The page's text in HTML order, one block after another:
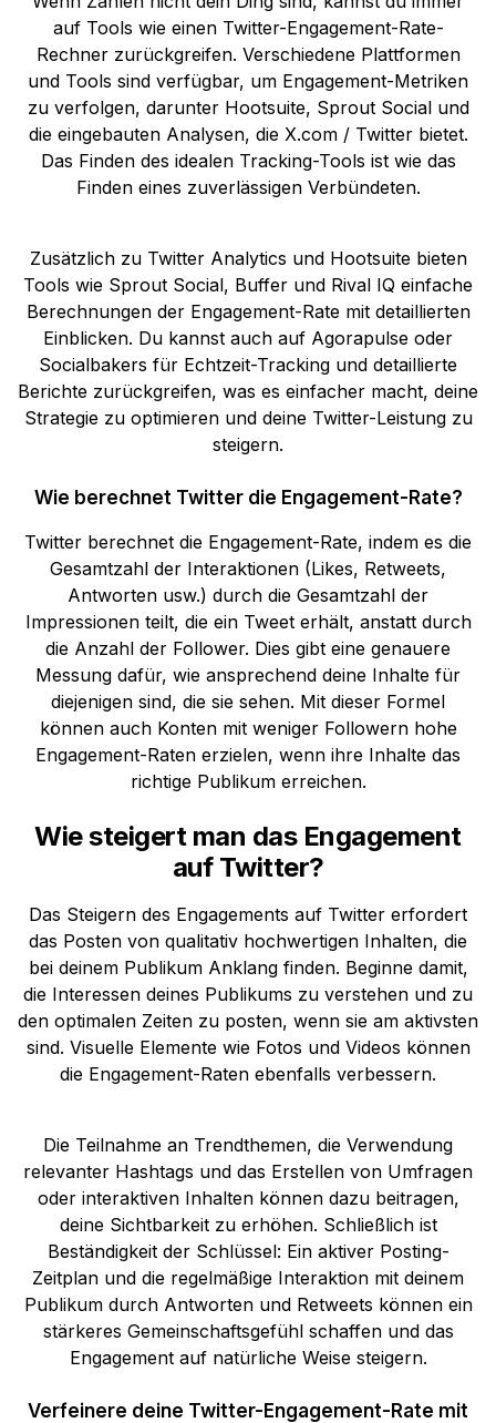
auf Tools wie einen Twitter-Engagement-Rate-
Rechner zurückgreifen. Verschiedene Plattformen
und Tools sind verfügbar, um Engagement-Metriken
zu verfolgen, darunter Hootsuite, Sprout Social und
die eingebauten Analysen, die X.com / Twitter bietet.
Das Finden des idealen Tracking-Tools ist wie das
Finden eines zuverlässigen Verbündeten.
Zusätzlich zu Twitter Analytics und Hootsuite bieten
Tools wie Sprout Social, Buffer und Rival IQ einfache
Berechnungen der Engagement-Rate mit detaillierten
Einblicken. Du kannst auch auf Agorapulse oder
Socialbakers für Echtzeit-Tracking und detaillierte
Berichte zurückgreifen, was es einfacher macht, deine
Strategie zu optimieren und deine Twitter-Leistung zu
steigern.
Wie berechnet Twitter die Engagement-Rate?
Twitter berechnet die Engagement-Rate, indem es die
Gesamtzahl der Interaktionen (Likes, Retweets,
Antworten usw.) durch die Gesamtzahl der
Impressionen teilt, die ein Tweet erhält, anstatt durch
die Anzahl der Follower. Dies gibt eine genauere
Messung dafür, wie ansprechend deine Inhalte für
diejenigen sind, die sie sehen. Mit dieser Formel
können auch Konten mit weniger Followern hohe
Engagement-Raten erzielen, wenn ihre Inhalte das
richtige Publikum erreichen.
Wie steigert man das Engagement
auf Twitter?
Das Steigern des Engagements auf Twitter erfordert
das Posten von qualitativ hochwertigen Inhalten, die
bei deinem Publikum Anklang finden. Beginne damit,
die Interessen deines Publikums zu verstehen und zu
den optimalen Zeiten zu posten, wenn sie am aktivsten
sind. Visuelle Elemente wie Fotos und Videos können
die Engagement-Raten ebenfalls verbessern.
Die Teilnahme an Trendthemen, die Verwendung
relevanter Hashtags und das Erstellen von Umfragen
oder interaktiven Inhalten können dazu beitragen,
deine Sichtbarkeit zu erhöhen. Schließlich ist
Beständigkeit der Schlüssel: Ein aktiver Posting-
Zeitplan und die regelmäßige Interaktion mit deinem
Publikum durch Antworten und Retweets können ein
stärkeres Gemeinschaftsgefühl schaffen und das
Engagement auf natürliche Weise steigern.
Verfeinere deine Twitter-Engagement-Rate mit